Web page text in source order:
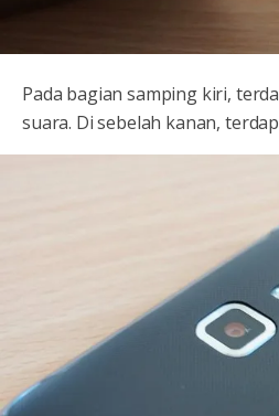
Pada bagian samping kiri,
suara. Di sebelah kanan,